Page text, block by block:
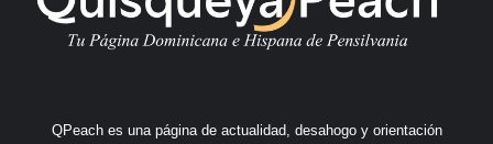
QPeach es una página de actualidad, desahogo y orientación